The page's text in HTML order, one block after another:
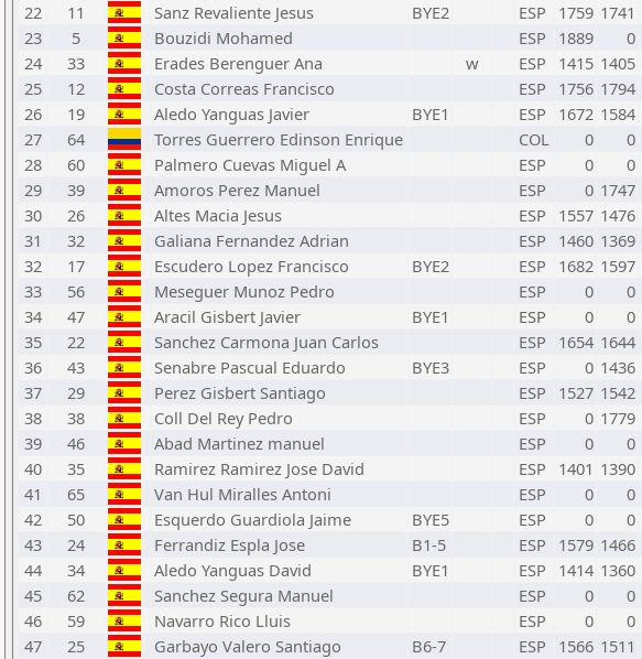
22
11 Sanz Revaliente Jesus BYE2 ESP 1759 1741
23
5 Bouzidi Mohamed ESP 1889 0
24
33 Erades Berenguer Ana w ESP 1415 1405
25
12 Costa Correas Francisco ESP 1756 1794
26
19 Aledo Yanguas Javier BYE1 ESP 1672 1584
27
64 Torres Guerrero Edinson Enrique COL 0 0
28
60 Palmero Cuevas Miguel A ESP 0 0
29
39 Amoros Perez Manuel ESP 0 1747
30
26 Altes Macia Jesus ESP 1557 1476
31
32 Galiana Fernandez Adrian ESP 1460 1369
32
17 Escudero Lopez Francisco BYE2 ESP 1682 1597
33
56 Meseguer Munoz Pedro ESP 0 0
34
47 Aracil Gisbert Javier BYE1 ESP 0 0
35
22 Sanchez Carmona Juan Carlos ESP 1654 1644
36
43 Senabre Pascual Eduardo BYE3 ESP 0 1436
37
29 Perez Gisbert Santiago ESP 1527 1542
38
38 Coll Del Rey Pedro ESP 0 1779
39
46 Abad Martinez manuel ESP 0 0
40
35 Ramirez Ramirez Jose David ESP 1401 1390
41
65 Van Hul Miralles Antoni ESP 0 0
42
50 Esquerdo Guardiola Jaime BYE5 ESP 0 0
43
24 Ferrandiz Espla Jose B1-5 ESP 1579 1466
44
34 Aledo Yanguas David BYE1 ESP 1414 1360
45
62 Sanchez Segura Manuel ESP 0 0
46
59 Navarro Rico Lluis ESP 0 0
47
25 Garbayo Valero Santiago B6-7 ESP 1566 1511